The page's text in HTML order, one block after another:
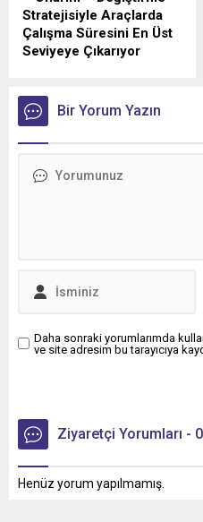
Stratejisiyle Araçlarda
Çalışma Süresini En Üst
Seviyeye Çıkarıyor
şanzıman, güç aktarma
organlarındaki teknolojik
liderliği ve uzmanlığı ile
destekliyor.
Bir Yorum Yazın
Daha sonraki yorumlarımda
ve site adresim bu tarayıcıya
Ziyaretçi Yorumları -
Henüz yorum yapılmamış.